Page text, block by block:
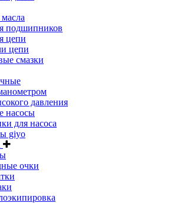
подшипников
цепи
цепи
смазки
давления
насосы
для насоса
giyo
очки